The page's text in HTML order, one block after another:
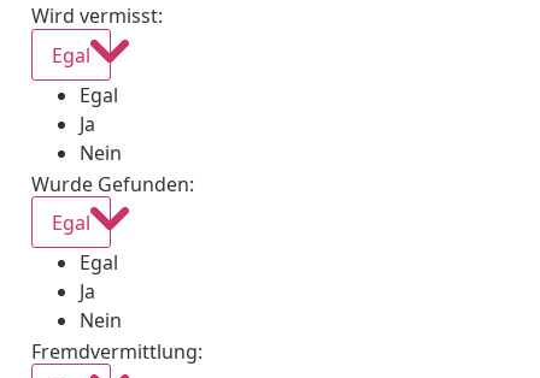
Wird vermisst:
Egal
Egal
Ja
Nein
Wurde Gefunden:
Egal
Egal
Ja
Nein
Fremdvermittlung: